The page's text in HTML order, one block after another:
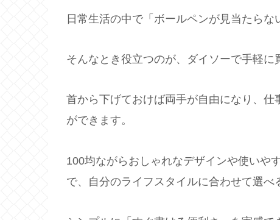
日常生活の中で「ボールペンが見当たらな
そんなとき役立つのが、ダイソーで手軽に
首から下げておけば両手が自由になり、
ができます。
100均ながらおしゃれなデザインや使いや
で、自分のライフスタイルに合わせて選べ